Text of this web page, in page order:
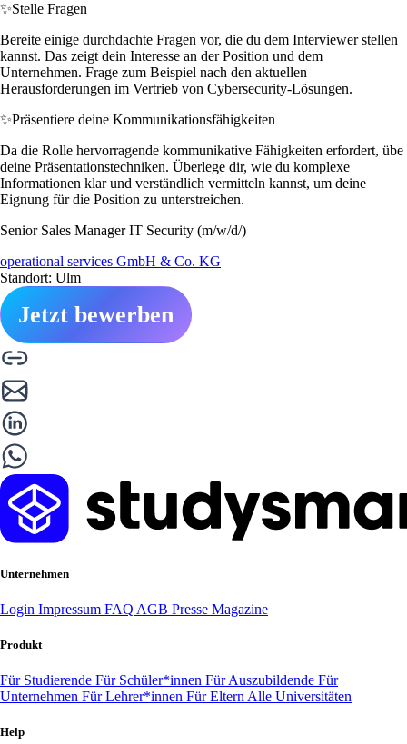
✨Stelle Fragen
Bereite einige durchdachte Fragen vor, die du dem Interviewer stellen
kannst. Das zeigt dein Interesse an der Position und dem
Unternehmen. Frage zum Beispiel nach den aktuellen
Herausforderungen im Vertrieb von Cybersecurity-Lösungen.
✨Präsentiere deine Kommunikationsfähigkeiten
Da die Rolle hervorragende kommunikative Fähigkeiten erfordert, übe
deine Präsentationstechniken. Überlege dir, wie du komplexe
Informationen klar und verständlich vermitteln kannst, um deine
Eignung für die Position zu unterstreichen.
Senior Sales Manager IT Security (m/w/d/)
operational services GmbH & Co. KG
Standort: Ulm
Jetzt bewerben
Unternehmen
Login Impressum FAQ AGB Presse Magazine
Produkt
Für Studierende Für Schüler*innen Für Auszubildende Für
Unternehmen Für Lehrer*innen Für Eltern Alle Universitäten
Help